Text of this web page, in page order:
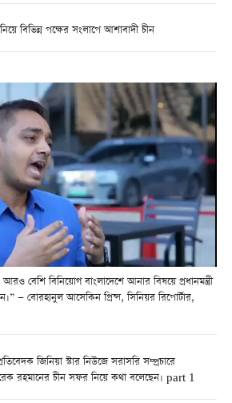
বিভিন্ন পক্ষের সংলাপে আশাবাদী চীন
বেশি বিনিয়োগ বাংলাদেশে আনার বিষয়ে প্রধানমন্ত্রী
— বোরহানুল আসেকিন প্রিন্স, সিনিয়র রিপোর্টার,
জিনিয়া স্টার নিউজে সরাসরি সম্প্রচারে
রহমানের চীন সফর নিয়ে কথা বলেছেন। part 1